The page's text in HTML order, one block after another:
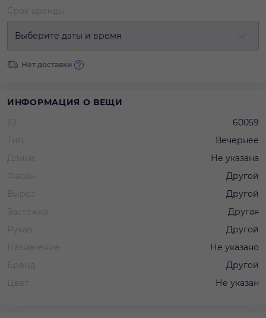
Срок аренды
Выберите даты и время
Нет доставки
ИНФОРМАЦИЯ О ВЕЩИ
ID
60059
Тип
Вечернее
Длина
Не указана
Фасон
Другой
Вырез
Другой
Застежка
Другая
Рукав
Другой
Назначение
Не указано
Бренд
Другой
Цвет
Не указан